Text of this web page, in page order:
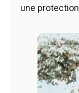
une